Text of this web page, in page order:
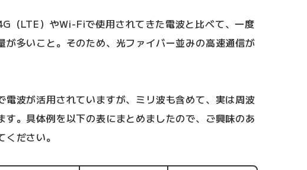
（LTE）やWi-Fiで使用されてきた電波と比べて、一度
が多いこと。そのため、光ファイバー並みの高速通信が
電波が活用されていますが、ミリ波も含めて、実は周波
す。具体例を以下の表にまとめましたので、ご興味のあ
ださい。